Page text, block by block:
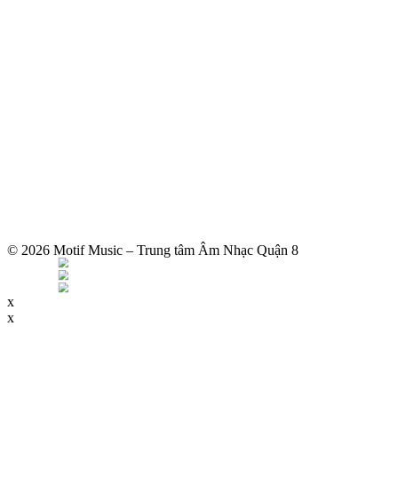
© 2026 Motif Music – Trung tâm Âm Nhạc Quận 8
x
x